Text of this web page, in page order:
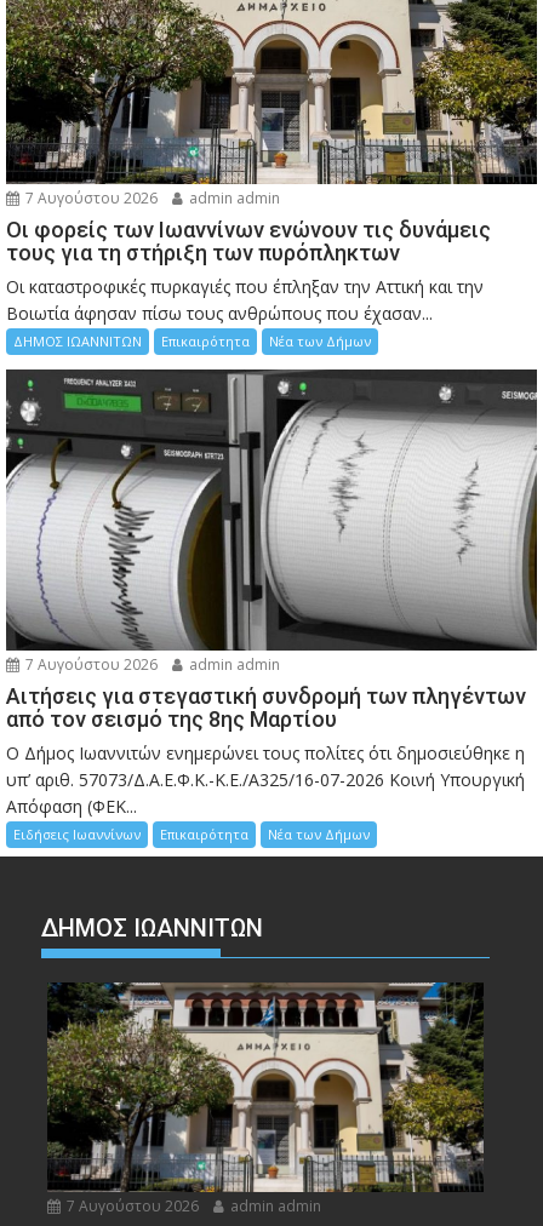
7 Αυγούστου 2026 admin admin
Οι φορείς των Ιωαννίνων ενώνουν τις δυνάμεις
τους για τη στήριξη των πυρόπληκτων
Οι καταστροφικές πυρκαγιές που έπληξαν την Αττική και την
Bοιωτία άφησαν πίσω τους ανθρώπους που έχασαν...
ΔΗΜΟΣ ΙΩΑΝΝΙΤΩΝ Επικαιρότητα Νέα των Δήμων
7 Αυγούστου 2026 admin admin
Αιτήσεις για στεγαστική συνδρομή των πληγέντων
από τον σεισμό της 8ης Μαρτίου
Ο Δήμος Ιωαννιτών ενημερώνει τους πολίτες ότι δημοσιεύθηκε η
υπ’ αριθ. 57073/Δ.Α.Ε.Φ.Κ.-Κ.Ε./Α325/16-07-2026 Κοινή Υπουργική
Απόφαση (ΦΕΚ...
Ειδήσεις Ιωαννίνων Επικαιρότητα Νέα των Δήμων
ΔΗΜΟΣ ΙΩΑΝΝΙΤΩΝ
7 Αυγούστου 2026 admin admin